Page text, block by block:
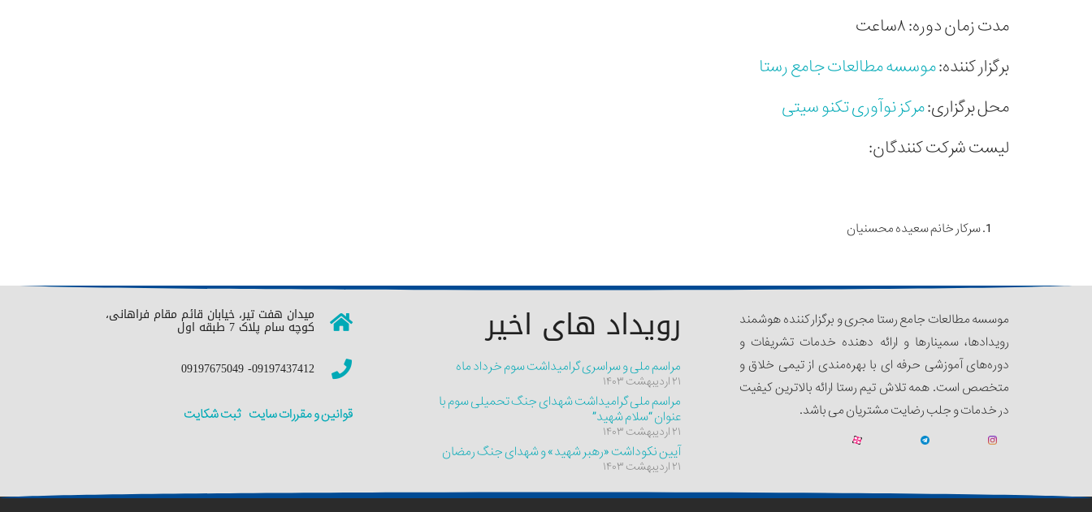
مدت زمان دوره: ۸ساعت
برگزار کننده:موسسه مطالعات جامع رستا
محل برگزاری:مرکز نوآوری تکنو سیتی
لیست شرکت کنندگان:
سرکار خانم سعیده محسنیان
موسسه مطالعات جامع رستا مجری و برگزار کننده هوشمند
رویدادها، سمینار‌‌ها و ارائه دهنده خدمات تشریفات و
دوره‌های آموزشی حرفه ای با بهره‌مندی از تیمی خلاق و
متخصص است. همه تلاش تیم رستا ارائه بالاترین کیفیت
در خدمات و جلب رضایت مشتریان می باشد.
رویداد های اخیر
مراسم ملی و سراسری گرامیداشت سوم خرداد ماه
۲۱ اردیبهشت ۱۴۰۳
مراسم ملی گرامیداشت شهدای جنگ تحمیلی سوم با
عنوان “سلام شهید”
۲۱ اردیبهشت ۱۴۰۳
آیین نکوداشت «رهبر شهید» و شهدای جنگ رمضان
۲۱ اردیبهشت ۱۴۰۳
میدان هفت تیر، خیابان قائم مقام فراهانی،
کوچه سام پلاک 7 طبقه اول
09197437412- 09197675049
قوانین و مقررات سایت ثبت شکایت